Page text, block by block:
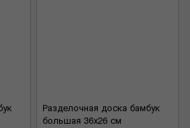
Разделочная доска бамбук
большая 36х26 см